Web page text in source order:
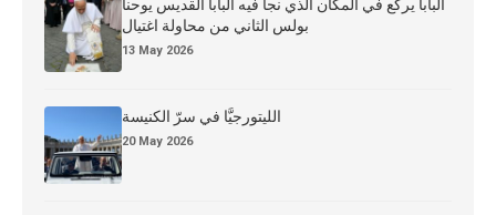
البابا يركع في المكان الذي نجا فيه البابا القديس يوحنا
بولس الثاني من محاولة اغتيال
13 May 2026
الليتورجيَّا في سرّ الكنيسة
20 May 2026